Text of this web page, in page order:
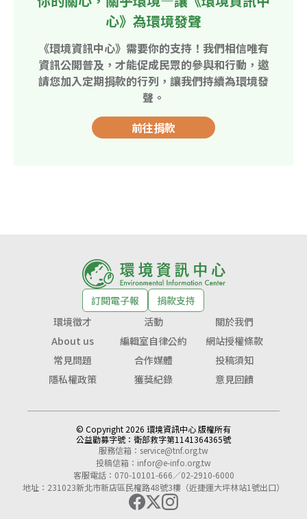
心》為環境發聲
《環境資訊中心》需要你的支持！我們相信唯有
資訊公開普及，才能促成民眾的參與和行動，邀
請您加入定期捐款的行列，讓我們持續為環境發
聲。
前往捐款
訂閱電子報
捐款支持
環境徵才
活動
關於我們
About us
編輯室自律公約
網站授權條款
常見問題
合作媒體
投稿須知
隱私權政策
獲獎紀錄 意見回饋
© Copyright 2026 環境資訊中心 版權所有
公益勸募字號： 衛部救字第1141364365號
服務信箱： service@tnf.org.tw
投稿信箱： infor@e-info.org.tw
客服電話：070-10101-666／02-2910-6000
地址：231023新北市新店區民權路48號3樓（近捷運大坪林站1號出口）